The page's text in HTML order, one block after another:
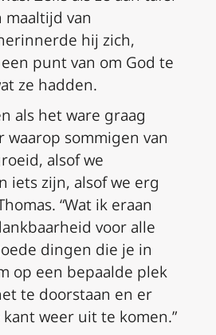
maaltijd van
hij zich,
punt van om God te
ze hadden.
als het ware graag
waarop sommigen van
alsof we
iets zijn, alsof we erg
“Wat ik eraan
voor alle
dingen die je in
op een bepaalde plek
te doorstaan en er
weer uit te komen.”